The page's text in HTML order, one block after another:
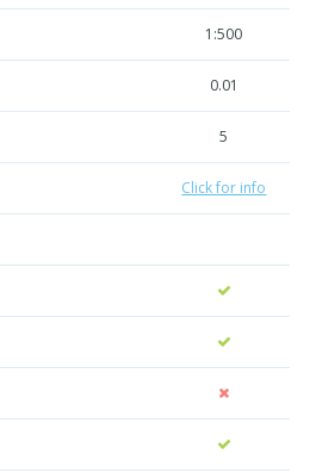
1:500
0.01
5
Click for info